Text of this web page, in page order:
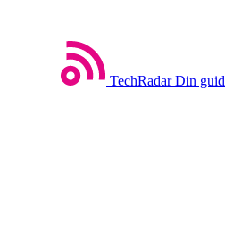
TechRadar Din